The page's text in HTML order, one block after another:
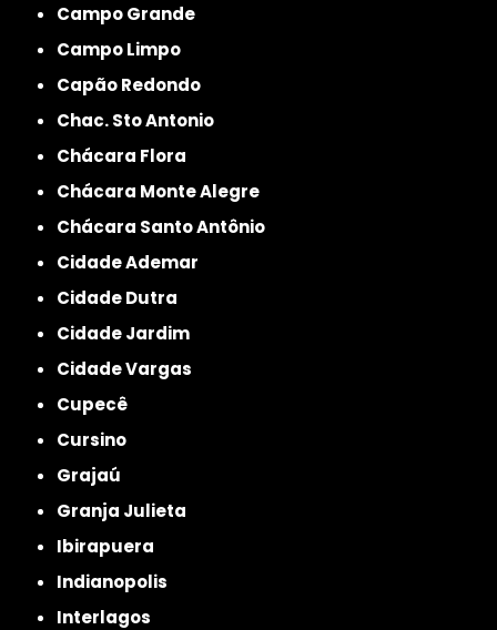
Campo Grande
Campo Limpo
Capão Redondo
Chac. Sto Antonio
Chácara Flora
Chácara Monte Alegre
Chácara Santo Antônio
Cidade Ademar
Cidade Dutra
Cidade Jardim
Cidade Vargas
Cupecê
Cursino
Grajaú
Granja Julieta
Ibirapuera
Indianopolis
Interlagos